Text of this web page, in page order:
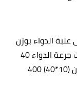
الدواء بوزن
الطفل، فمثلًا لو كان وزن طفلك 10 كغ وكانت جرعة الدواء 40
ملغ/كغ/اليوم فإنّ الجرعة بالميليغرام ستكون (10*40) 400